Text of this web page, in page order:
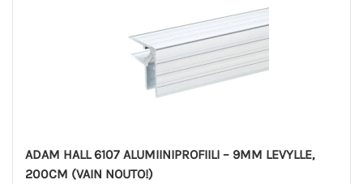
ADAM HALL 6107 ALUMIINIPROFIILI – 9MM LEVYLLE,
200CM (VAIN NOUTO!)